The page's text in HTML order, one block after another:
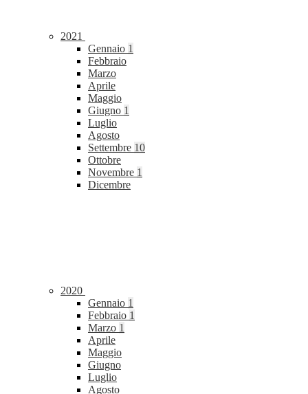
2021
Gennaio 1
Febbraio
Marzo
Aprile
Maggio
Giugno 1
Luglio
Agosto
Settembre 10
Ottobre
Novembre 1
Dicembre
2020
Gennaio 1
Febbraio 1
Marzo 1
Aprile
Maggio
Giugno
Luglio
Agosto